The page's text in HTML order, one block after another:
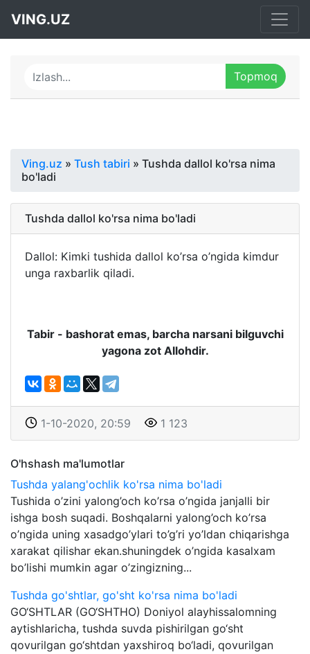
VING.UZ
Ving.uz » Tush tabiri » Tushda dallol ko'rsa nima
bo'ladi
Tushda dallol ko'rsa nima bo'ladi
Dallol: Kimki tushida dallol ko’rsa o’ngida kimdur
unga raxbarlik qiladi.
Tabir - bashorat emas, barcha narsani bilguvchi
yagona zot Allohdir.
1-10-2020, 20:59 1 123
O'hshash ma'lumotlar
Tushda yalang'ochlik ko'rsa nima bo'ladi
Tushida o’zini yalong’och ko’rsa o’ngida janjalli bir
ishga bosh suqadi. Boshqalarni yalong’och ko’rsa
o’ngida uning xasadgo’ylari to’g’ri yo’ldan chiqarishga
xarakat qilishar ekan.shuningdek o’ngida kasalxam
bo’lishi mumkin agar o’zingizning...
Tushda go'shtlar, go'sht ko'rsa nima bo'ladi
GO‘SHTLAR (GO‘SHTHO) Doniyol alayhissalomning
aytishlaricha, tushda suvda pishirilgan go‘sht
qovurilgan go‘shtdan yaxshiroq bo‘ladi, qovurilgan